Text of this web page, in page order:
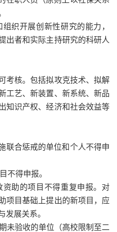
织开展创新性研究的能力，
出者和实际主持研究的科研人
考核。包括拟攻克技术、拟解
工艺、新装置、新系统、新品
知识产权、经济和社会效益等
联合惩戒的单位和个人不得申
不得申报。
助的项目不得重复申报。对
项目基础上提出的新项目，应
发展关系。
未验收的单位（高校限制至二